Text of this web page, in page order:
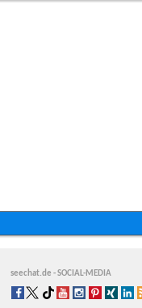
seechat.de - SOCIAL-MEDIA